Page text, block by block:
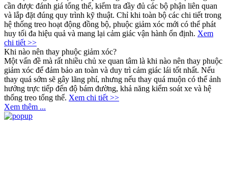
cần được đánh giá tổng thể, kiểm tra đầy đủ các bộ phận liên quan
và lắp đặt đúng quy trình kỹ thuật. Chỉ khi toàn bộ các chi tiết trong
hệ thống treo hoạt động đồng bộ, phuộc giảm xóc mới có thể phát
huy tối đa hiệu quả và mang lại cảm giác vận hành ổn định. Xem
chi tiết >>
Khi nào nên thay phuộc giảm xóc?
Một vấn đề mà rất nhiều chủ xe quan tâm là khi nào nên thay phuộc
giảm xóc để đảm bảo an toàn và duy trì cảm giác lái tốt nhất. Nếu
thay quá sớm sẽ gây lãng phí, nhưng nếu thay quá muộn có thể ảnh
hưởng trực tiếp đến độ bám đường, khả năng kiểm soát xe và hệ
thống treo tổng thể. Xem chi tiết >>
Xem thêm ...